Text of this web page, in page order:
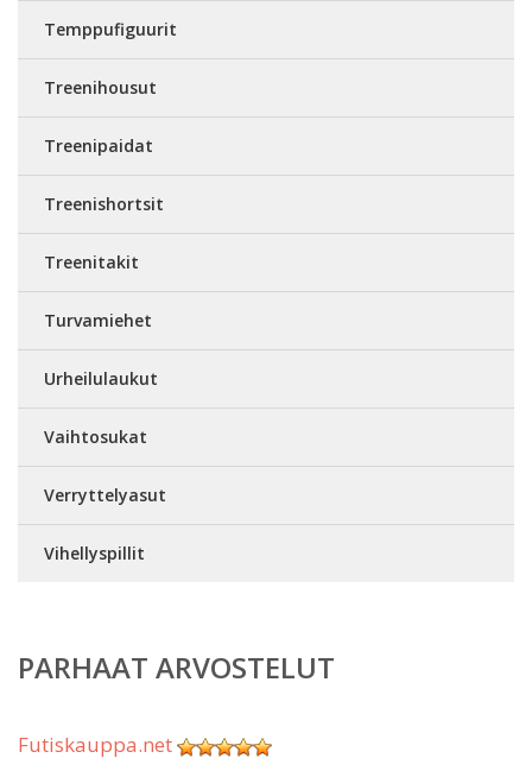
Temppufiguurit
Treenihousut
Treenipaidat
Treenishortsit
Treenitakit
Turvamiehet
Urheilulaukut
Vaihtosukat
Verryttelyasut
Vihellyspillit
PARHAAT ARVOSTELUT
Futiskauppa.net